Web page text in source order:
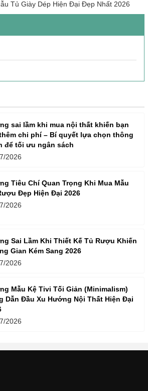
Tủ Giày Dép Hiện Đại Đẹp Nhất 2026
sai lầm khi mua nội thất khiến bạn
chi phí – Bí quyết lựa chọn thông
để tối ưu ngân sách
2026
Tiêu Chí Quan Trọng Khi Mua Mẫu
Đẹp Hiện Đại 2026
2026
Sai Lầm Khi Thiết Kế Tủ Rượu Khiến
Gian Kém Sang 2026
2026
Mẫu Kệ Tivi Tối Giản (Minimalism)
Dẫn Đầu Xu Hướng Nội Thất Hiện Đại
2026